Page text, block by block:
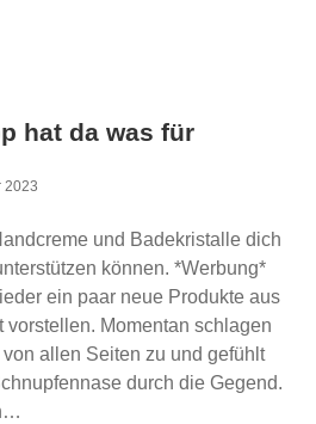
hat da was für
2023
und Badekristalle dich
können. *Werbung*
ein paar neue Produkte aus
vorstellen. Momentan schlagen
allen Seiten zu und gefühlt
durch die Gegend.